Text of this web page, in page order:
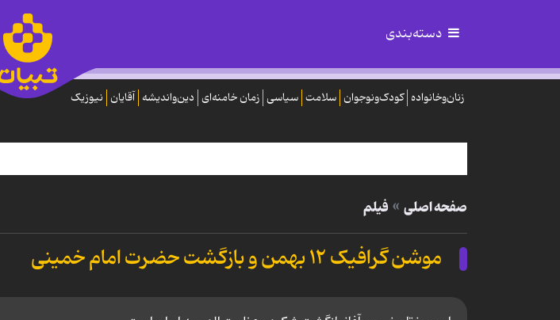
دسته‌بندی
زنان‌وخانواده کودک‌ونوجوان سلامت سیاسی زمان خامنه‌ای دین‌واندیشه آقایان نیوزیک
صفحه اصلی فیلم
موشن گرافیک ۱۲ بهمن و بازگشت حضرت امام خمینی